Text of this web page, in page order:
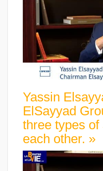
Yassin
ElSayyad
three types
each other. »